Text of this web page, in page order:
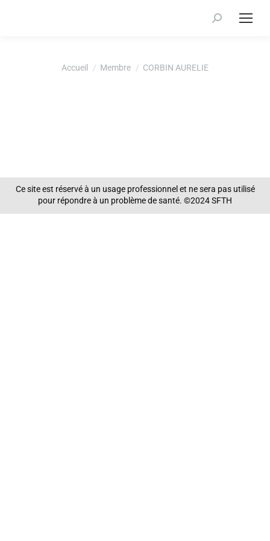
Recherche
Accueil Membre CORBIN AURELIE
Ce site est réservé à un usage professionnel et ne sera pas utilisé
pour répondre à un problème de santé. ©2024 SFTH